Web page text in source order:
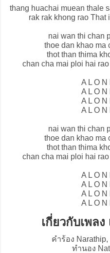
thang huachai muean thale
rak rak khong rao That
nai wan thi chan
thoe dan khao ma
thot than thima
chan cha mai ploi hai
A L O
A L O
A L O
A L O
nai wan thi chan
thoe dan khao ma
thot than thima
chan cha mai ploi hai
A L O
A L O
A L O
A L O
เกี่ยวกับเพล
คำร้อง
ทำนอง